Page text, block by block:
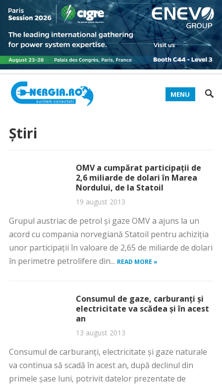
MENU
Știri
OMV a cumpărat participaţii de
2,6 miliarde de dolari în Marea
Nordului, de la Statoil
19 august 2013
Grupul austriac de petrol şi gaze OMV a ajuns la un
acord cu compania norvegiană Statoil pentru achiziţia
unor participaţii în valoare de 2,65 de miliarde de dolari
în perimetre petrolifere din... READ MORE »
Consumul de gaze, carburanţi şi
electricitate va scădea şi în acest
an
13 august 2013
Consumul de carburanţi, electricitate şi gaze naturale
va continua să scadă în acest an, după declinul din
primele şase luni, potrivit datelor prezentate de